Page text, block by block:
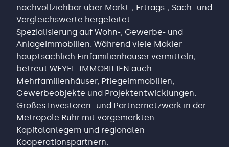
nachvollziehbar über Markt-, Ertrags-, Sach- und
Vergleichswerte hergeleitet.
Spezialisierung auf Wohn-, Gewerbe- und
Anlageimmobilien. Während viele Makler
hauptsächlich Einfamilienhäuser vermitteln,
betreut WEYEL-IMMOBILIEN auch
Mehrfamilienhäuser, Pflegeimmobilien,
Gewerbeobjekte und Projektentwicklungen.
Großes Investoren- und Partnernetzwerk in der
Metropole Ruhr mit vorgemerkten
Kapitalanlegern und regionalen
Kooperationspartnern.